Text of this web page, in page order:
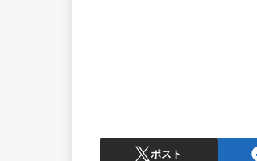
ポスト